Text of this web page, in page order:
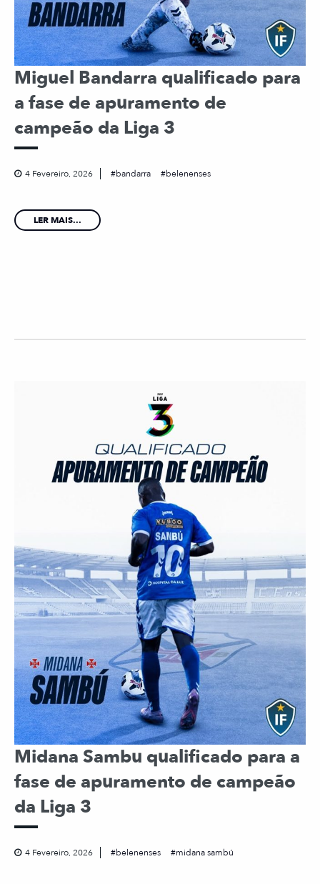
Miguel Bandarra qualificado para
a fase de apuramento de
campeão da Liga 3
4 Fevereiro, 2026 bandarra belenenses
LER MAIS...
Midana Sambu qualificado para a
fase de apuramento de campeão
da Liga 3
4 Fevereiro, 2026 belenenses midana sambú